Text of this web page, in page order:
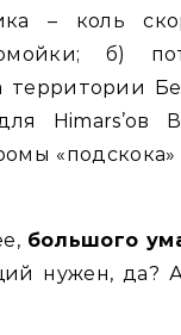
– коль
б)
Himars’ов
«подскока»
большого
нужен, да?